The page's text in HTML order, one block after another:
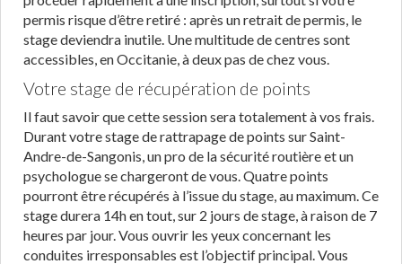
permis risque d’être retiré : après un retrait de permis, le
stage deviendra inutile. Une multitude de centres sont
accessibles, en Occitanie, à deux pas de chez vous.
Votre stage de récupération de points
Il faut savoir que cette session sera totalement à vos frais.
Durant votre stage de rattrapage de points sur Saint-
Andre-de-Sangonis, un pro de la sécurité routière et un
psychologue se chargeront de vous. Quatre points
pourront être récupérés à l’issue du stage, au maximum. Ce
stage durera 14h en tout, sur 2 jours de stage, à raison de 7
heures par jour. Vous ouvrir les yeux concernant les
conduites irresponsables est l’objectif principal. Vous